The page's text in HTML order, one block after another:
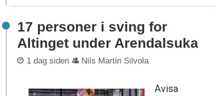
17 personer i sving for
Altinget under Arendalsuka
1 dag siden Nils Martin Silvola
Avisa